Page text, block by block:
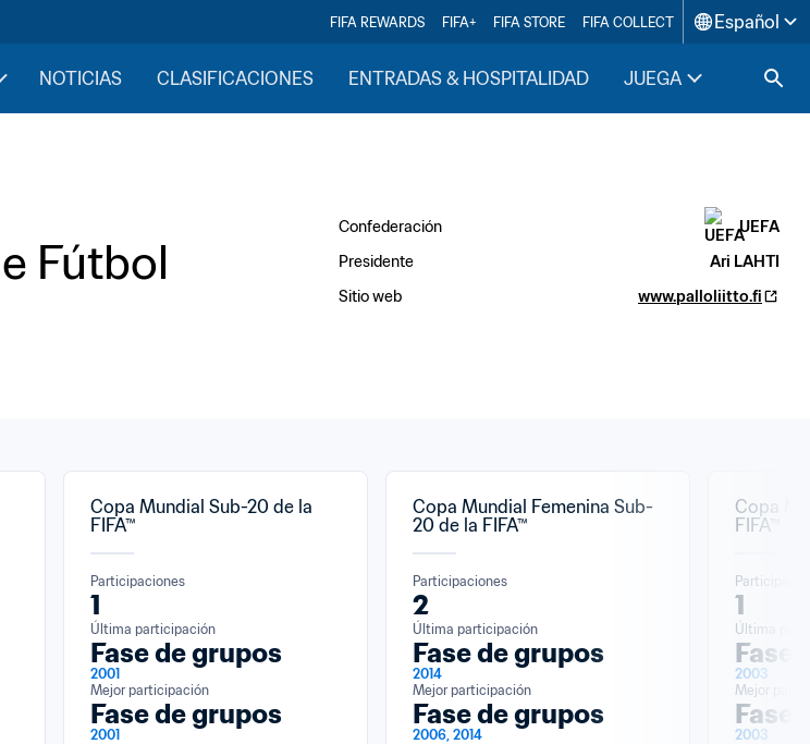
FIFA REWARDS FIFA+ FIFA STORE FIFA COLLECT Español
NOTICIAS CLASIFICACIONES ENTRADAS & HOSPITALIDAD JUEGA INSIDE
Fútbol
Confederación
UEFA
Presidente
Ari LAHTI
Sitio web
www.palloliitto.fi
Copa Mundial Sub-20 de la
FIFA™
Participaciones
1
Última participación
Fase de grupos
2001
Mejor participación
Fase de grupos
2001
Copa Mundial Femenina Sub-
20 de la FIFA™
Participaciones
2
Última participación
Fase de grupos
2014
Mejor participación
Fase de grupos
2006, 2014
Copa
FIFA™
1
Última
Fase
2003
Mejor
Fase
2003